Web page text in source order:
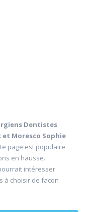
Dentistes
Moresco Sophie
page est populaire
en hausse.
intéresser
à choisir de facon